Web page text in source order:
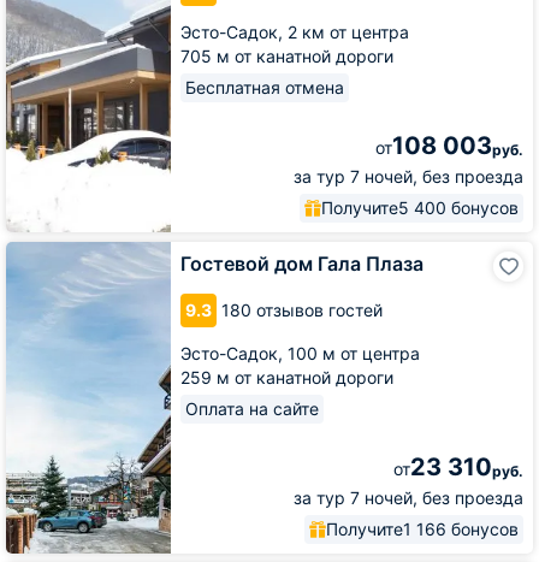
Эсто-Садок, 2 км от центра
705 м от канатной дороги
Бесплатная отмена
от108 003руб.
за тур 7 ночей, без проезда
Получите5 400 бонусов
Гостевой дом Гала Плаза
9.3 180 отзывов гостей
Эсто-Садок, 100 м от центра
259 м от канатной дороги
Оплата на сайте
от23 310руб.
за тур 7 ночей, без проезда
Получите1 166 бонусов
Гостевой
дом